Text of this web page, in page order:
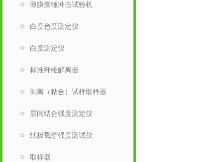
薄膜摆锤冲击试验机
白度色度测定仪
白度测定仪
标准纤维解离器
剥离（粘合）试样取样器
层间结合强度测定仪
纸板戳穿强度测试仪
取样器